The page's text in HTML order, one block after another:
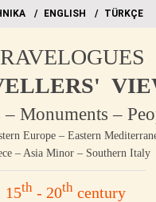
ΕΝGLISH TÜRKÇE
– Monuments –
Europe – Eastern
– Asia Minor – Southern Italy
15th - 20th century